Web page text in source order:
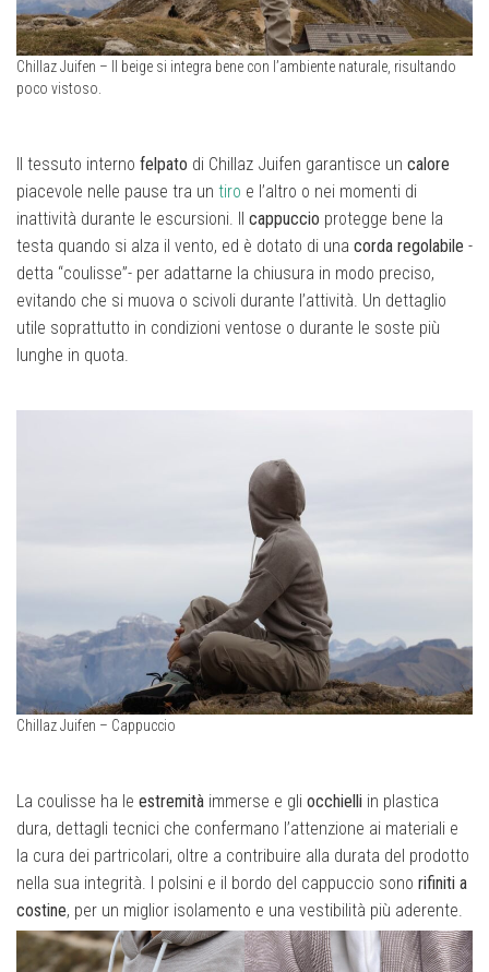
Chillaz Juifen – Il beige si integra bene con l’ambiente naturale, risultando
poco vistoso.
Il tessuto interno felpato di Chillaz Juifen garantisce un calore
piacevole nelle pause tra un tiro e l’altro o nei momenti di
inattività durante le escursioni. Il cappuccio protegge bene la
testa quando si alza il vento, ed è dotato di una corda regolabile -
detta “coulisse”- per adattarne la chiusura in modo preciso,
evitando che si muova o scivoli durante l’attività. Un dettaglio
utile soprattutto in condizioni ventose o durante le soste più
lunghe in quota.
Chillaz Juifen – Cappuccio
La coulisse ha le estremità immerse e gli occhielli in plastica
dura, dettagli tecnici che confermano l’attenzione ai materiali e
la cura dei partricolari, oltre a contribuire alla durata del prodotto
nella sua integrità. I polsini e il bordo del cappuccio sono rifiniti a
costine, per un miglior isolamento e una vestibilità più aderente.